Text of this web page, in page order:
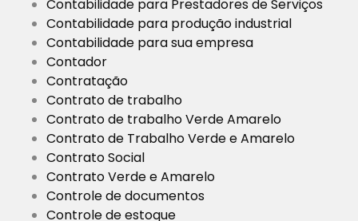
Contabilidade para Prestadores de Serviços
Contabilidade para produção industrial
Contabilidade para sua empresa
Contador
Contratação
Contrato de trabalho
Contrato de trabalho Verde Amarelo
Contrato de Trabalho Verde e Amarelo
Contrato Social
Contrato Verde e Amarelo
Controle de documentos
Controle de estoque